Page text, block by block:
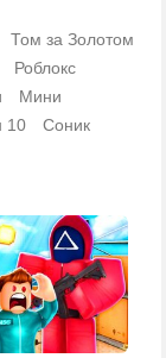
Том за Золотом
Роблокс
Мини
10 Соник